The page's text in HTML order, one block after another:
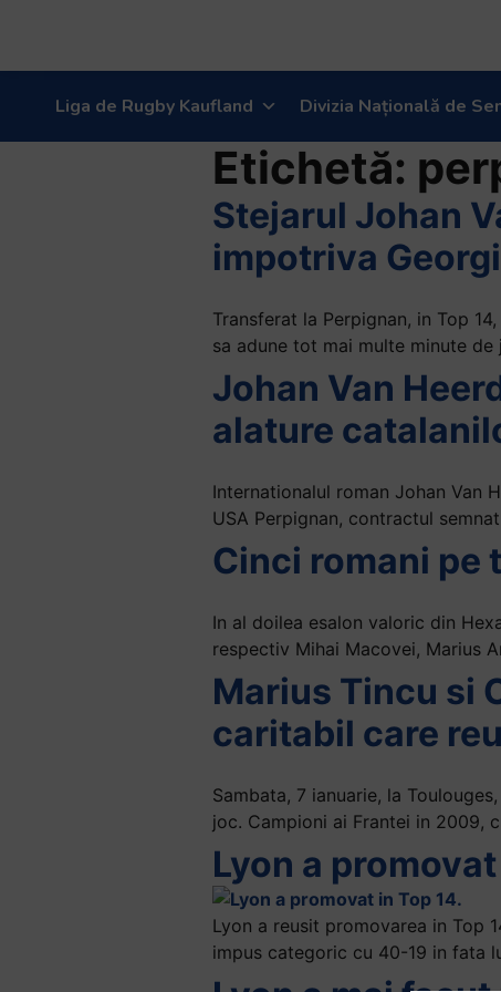
Liga de Rugby Kaufland Divizia Națională de
Etichetă:
Stejarul Johan
impotriva
Transferat la Perpignan, in Top
sa adune tot mai multe minute
Johan Van
alature
Internationalul roman Johan Van
USA Perpignan, contractul
Cinci romani pe
In al doilea esalon valoric din
respectiv Mihai Macovei, Marius
Marius Tincu si
caritabil care
Sambata, 7 ianuarie, la
joc. Campioni ai Frantei in 2009,
Lyon a
Lyon a reusit promovarea in Top
impus categoric cu 40-19 in fata